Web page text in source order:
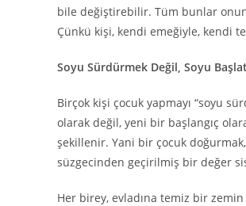
bile değiştirebilir. Tüm bunlar
Çünkü kişi, kendi emeğiyle, kendi
Soyu Sürdürmek Değil, Soyu
Birçok kişi çocuk yapmayı “soyu
olarak değil, yeni bir başlangıç
şekillenir. Yani bir çocuk
süzgecinden geçirilmiş bir değer
Her birey, evladına temiz bir